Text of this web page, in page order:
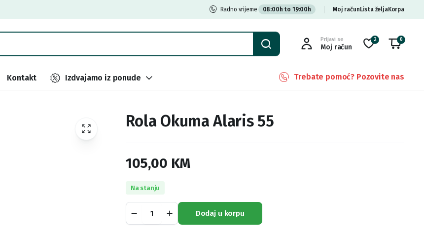
Radno vrijeme 08:00h to 19:00h Moj račun Lista željaKorpa
Prijavi se
Moj račun
2 0
Kontakt Izdvajamo iz ponude Trebate pomoć? Pozovite nas
Rola Okuma Alaris 55
105,00 KM
Na stanju
Okuma
Alaris
Dodaj u korpu